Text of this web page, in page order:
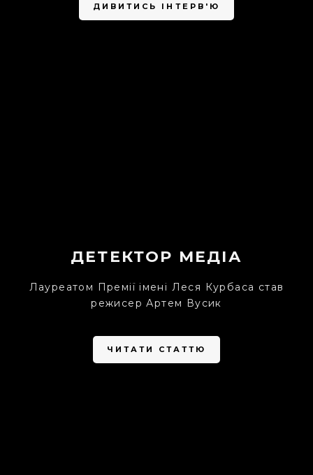
ДИВИТИСЬ ІНТЕРВ'Ю
ДЕТЕКТОР МЕДІА
Лауреатом Премії імені Леся Курбаса став
режисер Артем Вусик
ЧИТАТИ СТАТТЮ